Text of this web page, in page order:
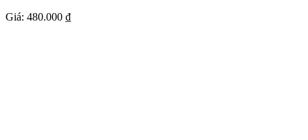
Giá: 480.000 ₫